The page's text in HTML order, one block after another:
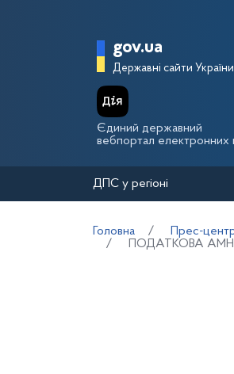
Головна
gov.ua
Державні сайти України
Єдиний державний
вебпортал електронних
ДПС у регіоні
Головна Прес-
ПОДАТКОВА